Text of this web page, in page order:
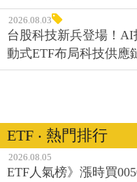
2026.08.03
台股科技新兵登場！AI
動式ETF布局科技供應
ETF ‧ 熱門排行
2026.08.05
ETF人氣榜》漲時買